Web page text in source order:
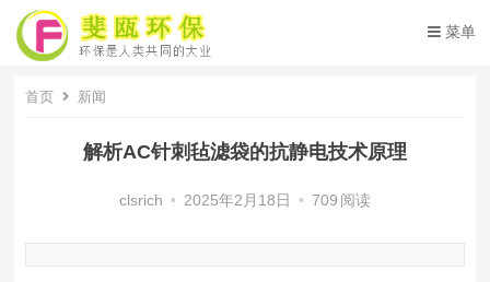
菜单
首页 新闻
解析AC针刺毡滤袋的抗静电技术原理
clsrich • 2025年2月18日 • 709 阅读